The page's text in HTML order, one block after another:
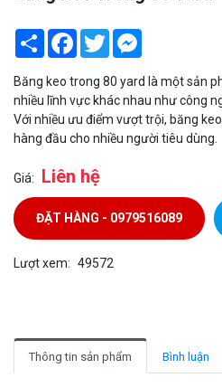
Share Facebook
Twitter
Băng keo trong 80 yard là một sản
nhiều lĩnh vực khác nhau như công
Với nhiều ưu điểm vượt trội, băng
hàng đầu cho nhiều người tiêu dùng.
Giá: Liên hệ
ĐẶT HÀNG - 0979516089
Lượt xem: 49572
Thông tin sản phẩm Bình luận